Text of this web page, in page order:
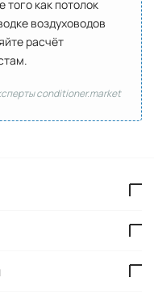
того как потолок
воздуховодов
расчёт
conditioner.market